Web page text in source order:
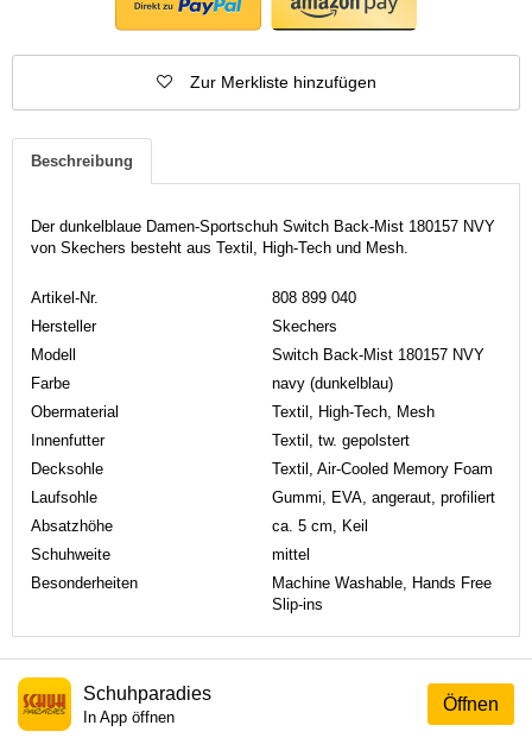
Zur Merkliste hinzufügen
Beschreibung
Der dunkelblaue Damen-Sportschuh Switch Back-Mist 180157 NVY
von Skechers besteht aus Textil, High-Tech und Mesh.
Artikel-Nr.
808 899 040
Hersteller
Skechers
Modell
Switch Back-Mist 180157 NVY
Farbe
navy (dunkelblau)
Obermaterial
Textil, High-Tech, Mesh
Innenfutter
Textil, tw. gepolstert
Decksohle
Textil, Air-Cooled Memory Foam
Laufsohle
Gummi, EVA, angeraut, profiliert
Absatzhöhe
ca. 5 cm, Keil
Schuhweite
mittel
Besonderheiten
Machine Washable, Hands Free
Slip-ins
Öffnen
Schuhparadies
In App öffnen